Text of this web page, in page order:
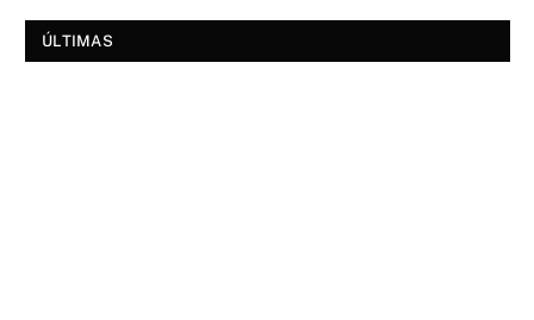
ÚLTIMAS